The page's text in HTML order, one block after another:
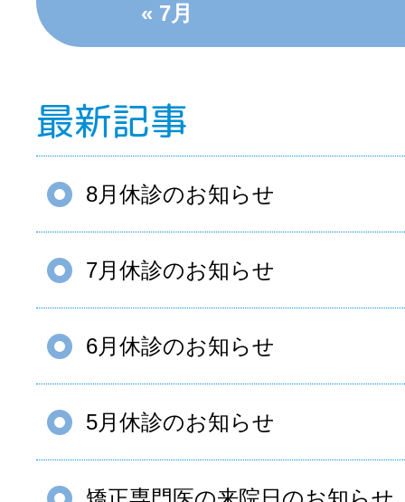
« 7月
最新記事
8月休診のお知らせ
7月休診のお知らせ
6月休診のお知らせ
5月休診のお知らせ